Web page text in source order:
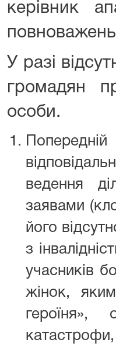
керівник
повноважень
У разі
громадян
особи.
ведення
заявами
його
з
учасників
жінок,
героїня»,